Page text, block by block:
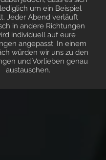
um ein Beispiel
Jeder Abend verläuft
in andere Richtungen
individuell auf eure
angepasst. In einem
würden wir uns zu den
und Vorlieben genau
austauschen.